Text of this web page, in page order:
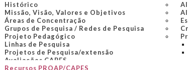
Histórico
Missão, Visão, Valores e Objetivos
Áreas de Concentração
Grupos de Pesquisa / Redes de Pesquisa
Projeto Pedagógico
Linhas de Pesquisa
Projetos de Pesquisa/extensão
Avaliações CAPES
Recursos PROAP/CAPES